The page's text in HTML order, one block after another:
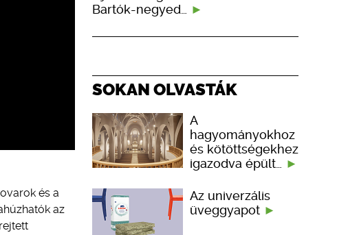
és a
az
Bartók-negyed…
SOKAN OLVASTÁK
A
hagyományokhoz
és kötöttségekhez
igazodva épült…
Az univerzális
üveggyapot